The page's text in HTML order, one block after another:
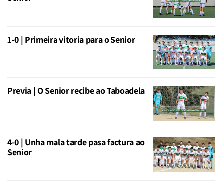
1-0 | Primeira vitoria para o Senior
Previa | O Senior recibe ao Taboadela
4-0 | Unha mala tarde pasa factura ao
Senior